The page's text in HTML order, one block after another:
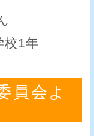
校1年
員会よ